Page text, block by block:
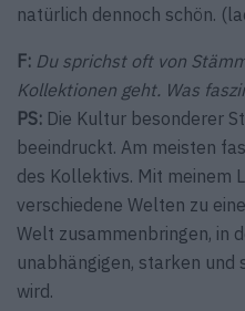
natürlich dennoch schön.
F: Du sprichst oft von
Kollek­tionen geht. Was
PS: Die Kultur besonderer
beeindruckt. Am meisten
des Kollektivs. Mit meinem
verschiedene Welten zu
Welt zusammenbringen, in
unabhängigen, starken
wird.